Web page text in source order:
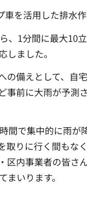
を活用した排水作
1分間に最大10
ました。
備えとして、自
前に大雨が予測
で集中的に雨
りに行く間もな
内事業者の皆さ
いります。